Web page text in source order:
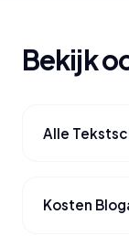
Bekijk
Alle
Kosten